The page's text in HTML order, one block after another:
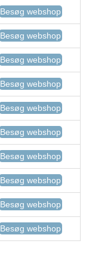
Besøg webshop
Besøg webshop
Besøg webshop
Besøg webshop
Besøg webshop
Besøg webshop
Besøg webshop
Besøg webshop
Besøg webshop
Besøg webshop